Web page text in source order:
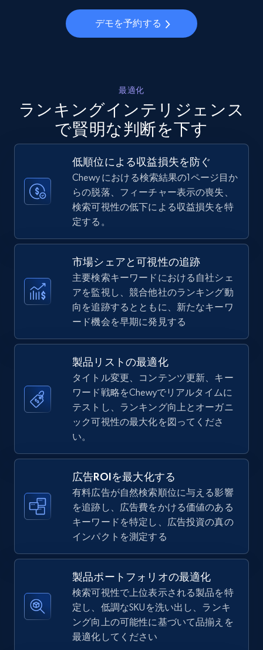
Walmart - products - Collects products by
5.6K+ 874+ 今すぐ始める
Walmart - products - Discover products by
using sku numbers
URL, Final price, Sku, Currency, Gtin,
Specifications, Image urls, Top reviews, and
more.
874+ 今すぐ始める
TikTok Shop
URL, Title, Available, Description, Currency, Initial
price, Final price, Discount percent, and more.
5.4K+ 667+ 今すぐ始める
price, Final price, Discount percent, and more.
5.4K+ 667+ 今すぐ始める
by keywords search
URL, Title, Available, Description, Currency, Initial
price, Final price, Discount percent, and more.
667+
デモを予約する
最適化
ランキングインテリジェンス
で賢明な判断を下す
低順位による収益損失を防ぐ
Chewy における検索結果の1ページ目か
らの脱落、フィーチャー表示の喪失、
検索可視性の低下による収益損失を特
定する。
市場シェアと可視性の追跡
主要検索キーワードにおける自社シェ
アを監視し、競合他社のランキング動
向を追跡するとともに、新たなキーワ
ード機会を早期に発見する
製品リストの最適化
タイトル変更、コンテンツ更新、キー
ワード戦略をChewyでリアルタイムに
テストし、ランキング向上とオーガニ
ック可視性の最大化を図ってくださ
い。
広告ROIを最大化する
有料広告が自然検索順位に与える影響
を追跡し、広告費をかける価値のある
キーワードを特定し、広告投資の真の
インパクトを測定する
製品ポートフォリオの最適化
検索可視性で上位表示される製品を特
定し、低調なSKUを洗い出し、ランキ
ング向上の可能性に基づいて品揃えを
最適化してください